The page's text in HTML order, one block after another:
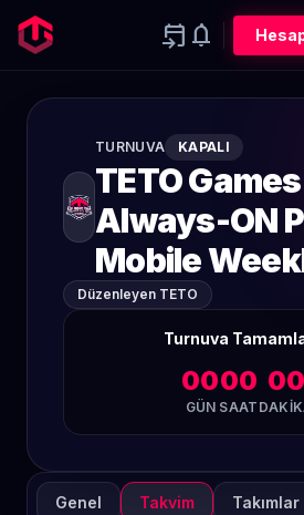
event_upcoming notifications
TURNUVA KAPALI
TETO Games
Always-ON
Mobile
Düzenleyen TETO
Turnuva
00
GÜN
00
SAAT
00
Genel Takvim Takımlar